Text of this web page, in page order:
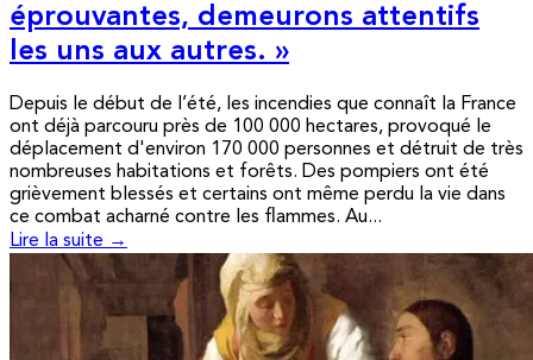
éprouvantes, demeurons attentifs
les uns aux autres. »
Depuis le début de l’été, les incendies que connaît la France
ont déjà parcouru près de 100 000 hectares, provoqué le
déplacement d'environ 170 000 personnes et détruit de très
nombreuses habitations et forêts. Des pompiers ont été
grièvement blessés et certains ont même perdu la vie dans
ce combat acharné contre les flammes. Au...
Lire la suite →